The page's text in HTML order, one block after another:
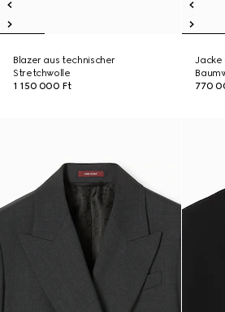
Blazer aus technischer
Stretchwolle
1 150 000 Ft
Jacke
770